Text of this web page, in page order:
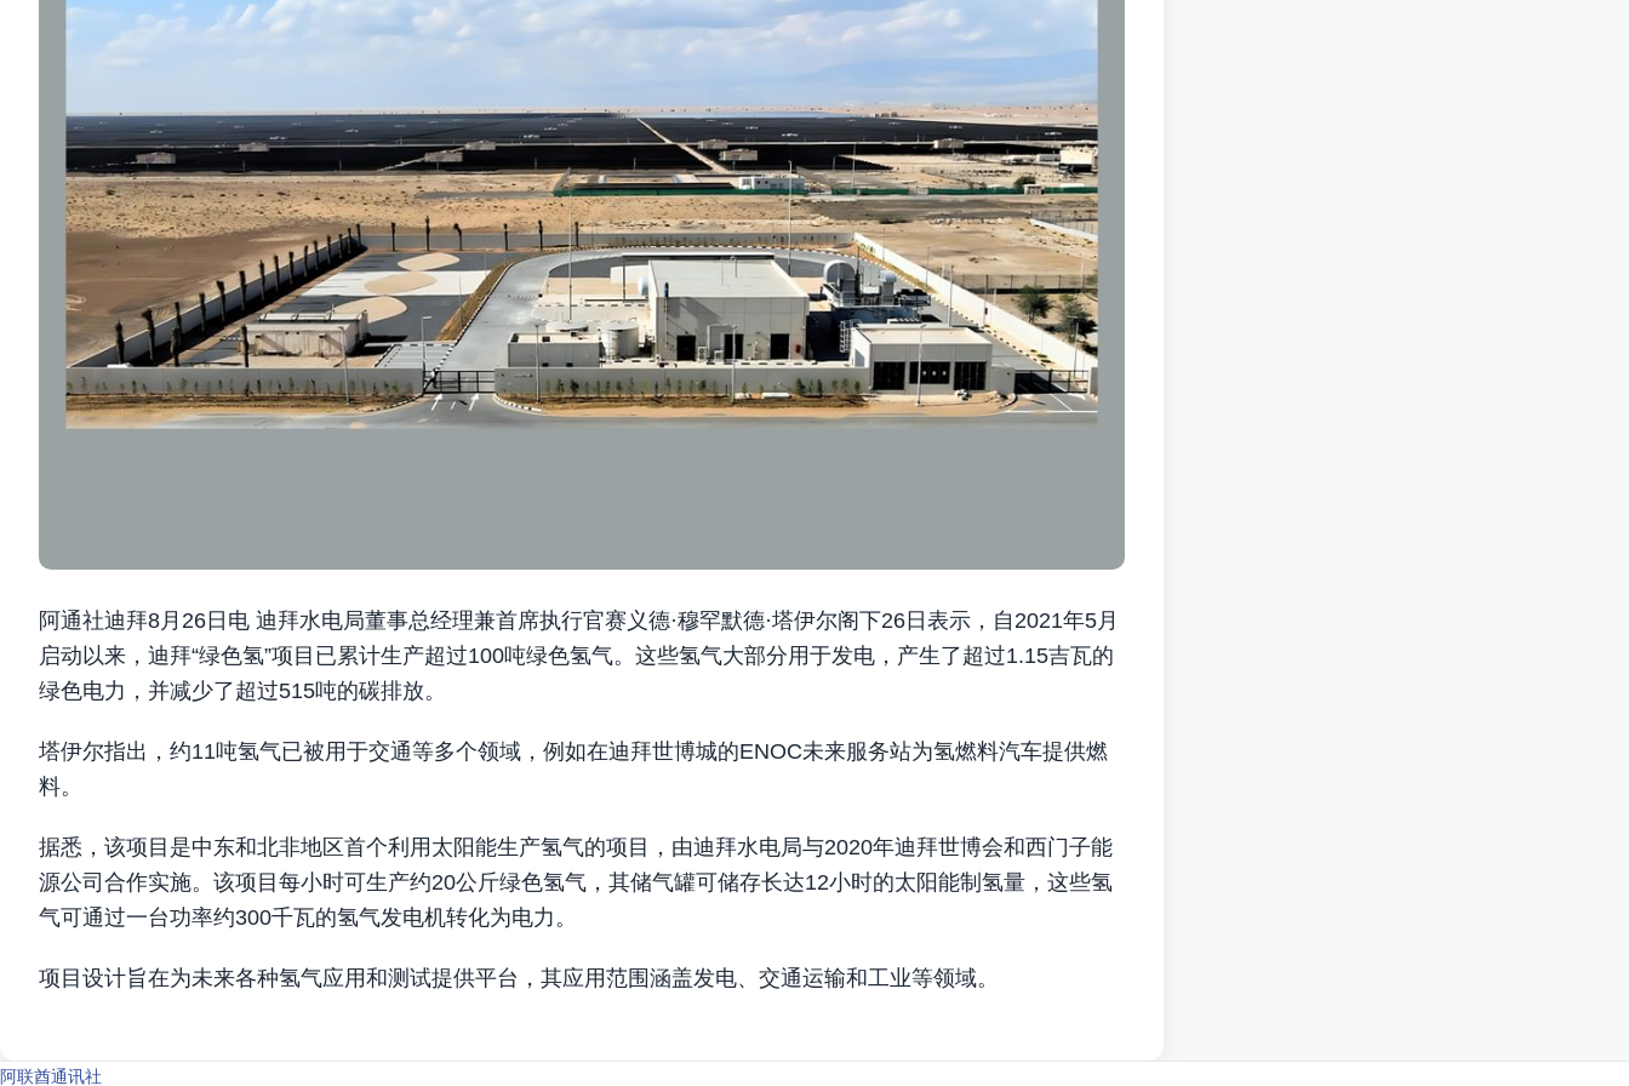
阿通社迪拜8月26日电 迪拜水电局董事总经理兼首席执行官赛义德·穆罕默德·塔伊尔阁下26日表示，自2021年5月
启动以来，迪拜“绿色氢”项目已累计生产超过100吨绿色氢气。这些氢气大部分用于发电，产生了超过1.15吉瓦的
绿色电力，并减少了超过515吨的碳排放。
塔伊尔指出，约11吨氢气已被用于交通等多个领域，例如在迪拜世博城的ENOC未来服务站为氢燃料汽车提供燃
料。
据悉，该项目是中东和北非地区首个利用太阳能生产氢气的项目，由迪拜水电局与2020年迪拜世博会和西门子能
源公司合作实施。该项目每小时可生产约20公斤绿色氢气，其储气罐可储存长达12小时的太阳能制氢量，这些氢
气可通过一台功率约300千瓦的氢气发电机转化为电力。
项目设计旨在为未来各种氢气应用和测试提供平台，其应用范围涵盖发电、交通运输和工业等领域。
阿联酋通讯社